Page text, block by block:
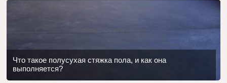
Что такое полусухая стяжка пола, и как она
выполняется?